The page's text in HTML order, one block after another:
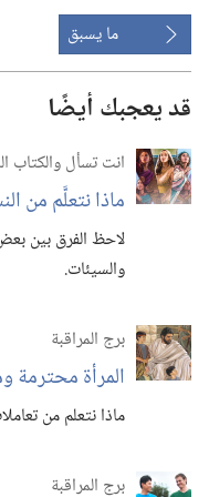
ما يسبق
قد يعجبك أيضًا
انت تسأل
ماذا نتعلَّم من
لاحظ الفرق بين
والسيئات.‏
برج المراقبة
المرأة محترمة
ماذا نتعلم من
برج المراقبة